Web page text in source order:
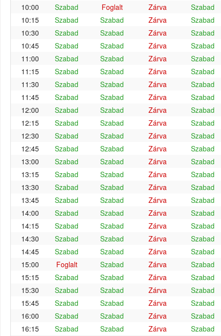
10:00
Szabad Foglalt Zárva
Szabad
10:15
Szabad Szabad Zárva
Szabad
10:30
Szabad Szabad Zárva
Szabad
10:45
Szabad Szabad Zárva
Szabad
11:00
Szabad Szabad Zárva
Szabad
11:15
Szabad Szabad Zárva
Szabad
11:30
Szabad Szabad Zárva
Szabad
11:45
Szabad Szabad Zárva
Szabad
12:00
Szabad Szabad Zárva
Szabad
12:15
Szabad Szabad Zárva
Szabad
12:30
Szabad Szabad Zárva
Szabad
12:45
Szabad Szabad Zárva
Szabad
13:00
Szabad Szabad Zárva
Szabad
13:15
Szabad Szabad Zárva
Szabad
13:30
Szabad Szabad Zárva
Szabad
13:45
Szabad Szabad Zárva
Szabad
14:00
Szabad Szabad Zárva
Szabad
14:15
Szabad Szabad Zárva
Szabad
14:30
Szabad Szabad Zárva
Szabad
14:45
Szabad Szabad Zárva
Szabad
15:00
Foglalt Szabad Zárva
Szabad
15:15
Szabad Szabad Zárva
Szabad
15:30
Szabad Szabad Zárva
Szabad
15:45
Szabad Szabad Zárva
Szabad
16:00
Szabad Szabad Zárva
Szabad
16:15
Szabad Szabad Zárva Szabad